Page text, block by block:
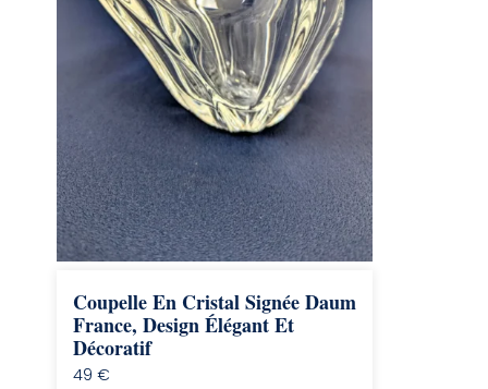
Coupelle En Cristal Signée Daum
France, Design Élégant Et
Décoratif
49€